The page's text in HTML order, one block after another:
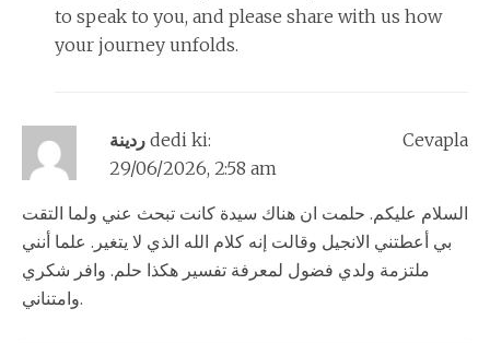
to speak to you, and please share with us how
your journey unfolds.
ردينة dedi ki:
29/06/2026, 2:58 am
السلام عليكم. حلمت ان هناك سيدة كانت تبحث عني ولما التقت
بي أعطتني الانجيل وقالت إنه كلام الله الذي لا يتغير. علما أنني
ملتزمة ولدي فضول لمعرفة تفسير هكذا حلم. وافر شكري
وامتناني.
Cevapla